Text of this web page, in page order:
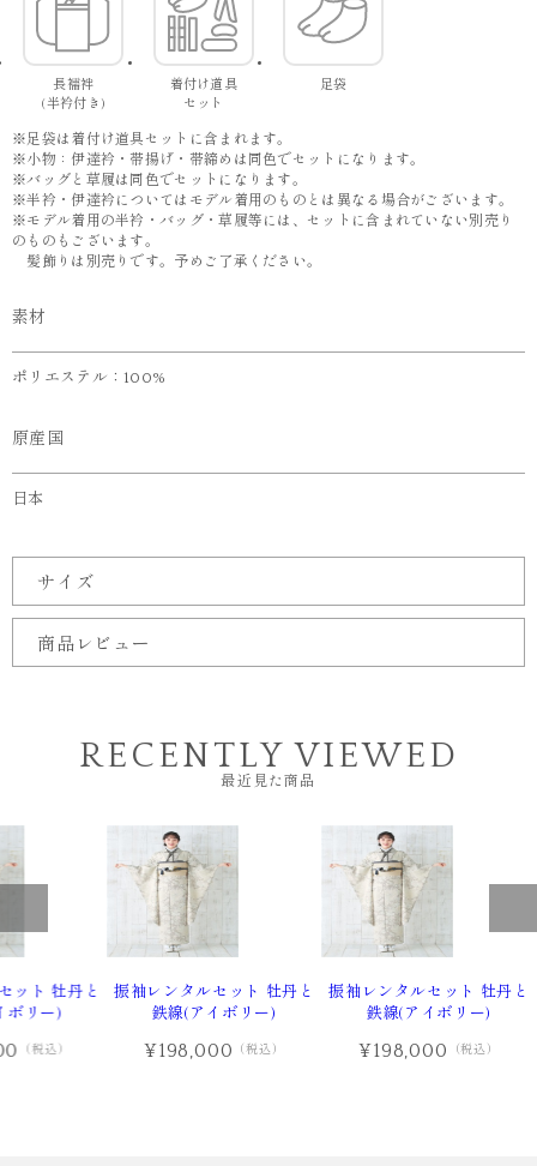
長襦袢
(半衿付き)
着付け道具
セット
足袋
※足袋は着付け道具セットに含まれます。
※小物：伊達衿・帯揚げ・帯締めは同色でセットになります。
※バッグと草履は同色でセットになります。
※半衿・伊達衿についてはモデル着用のものとは異なる場合がございます。
※モデル着用の半衿・バッグ・草履等には、セットに含まれていない別売り
のものもございます。
髪飾りは別売りです。予めご了承ください。
素材
ポリエステル：100%
原産国
日本
サイズ
商品レビュー
RECENTLY VIEWED
最近見た商品
ット 牡丹と
ボリー)
（税込）
振袖レンタルセット 牡丹と
鉄線(アイボリー)
¥198,000 （税込）
振袖レンタルセット 牡丹と
鉄線(アイボリー)
¥198,000 （税込）